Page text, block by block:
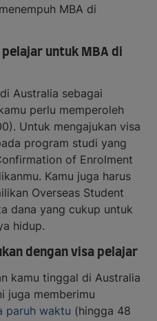
MBA di
untuk MBA di
Australia sebagai
perlu memperoleh
Untuk mengajukan visa
program studi yang
of Enrolment
Kamu juga harus
Overseas Student
dana yang cukup untuk
hidup.
dengan visa pelajar
kamu tinggal di Australia
juga memberimu
paruh waktu (hingga 48